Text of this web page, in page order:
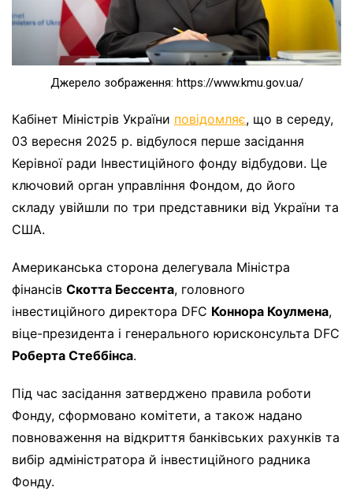
Джерело зображення: https://www.kmu.gov.ua/
Кабінет Міністрів України повідомляє, що в середу,
03 вересня 2025 р. відбулося перше засідання
Керівної ради Інвестиційного фонду відбудови. Це
ключовий орган управління Фондом, до його
складу увійшли по три представники від України та
США.
Американська сторона делегувала Міністра
фінансів Скотта Бессента, головного
інвестиційного директора DFC Коннора Коулмена,
віце-президента і генерального юрисконсульта DFC
Роберта Стеббінса.
Під час засідання затверджено правила роботи
Фонду, сформовано комітети, а також надано
повноваження на відкриття банківських рахунків та
вибір адміністратора й інвестиційного радника
Фонду.